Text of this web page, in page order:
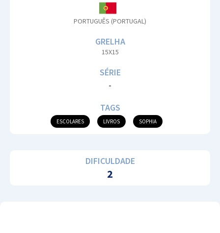
PORTUGUÊS (PORTUGAL)
GRELHA
15X15
SÉRIE
-
TAGS
ESCOLARES LIVROS SOPHIA
DIFICULDADE
2